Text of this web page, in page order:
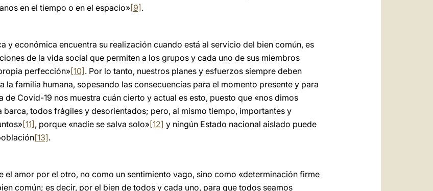
en el tiempo o en el espacio»[9] .
y económica encuentra su realización cuando está al servicio del bien común, es
de la vida social que permiten a los grupos y cada uno de sus miembros
perfección»[10] . Por lo tanto, nuestros planes y esfuerzos siempre deben
la familia humana, sopesando las consecuencias para el momento presente y para
de Covid-19 nos muestra cuán cierto y actual es esto, puesto que «nos dimos
barca, todos frágiles y desorientados; pero, al mismo tiempo, importantes y
[11] , porque «nadie se salva solo»[12] y ningún Estado nacional aislado puede
[13].
el amor por el otro, no como un sentimiento vago, sino como «determinación firme
común; es decir, por el bien de todos y cada uno, para que todos seamos